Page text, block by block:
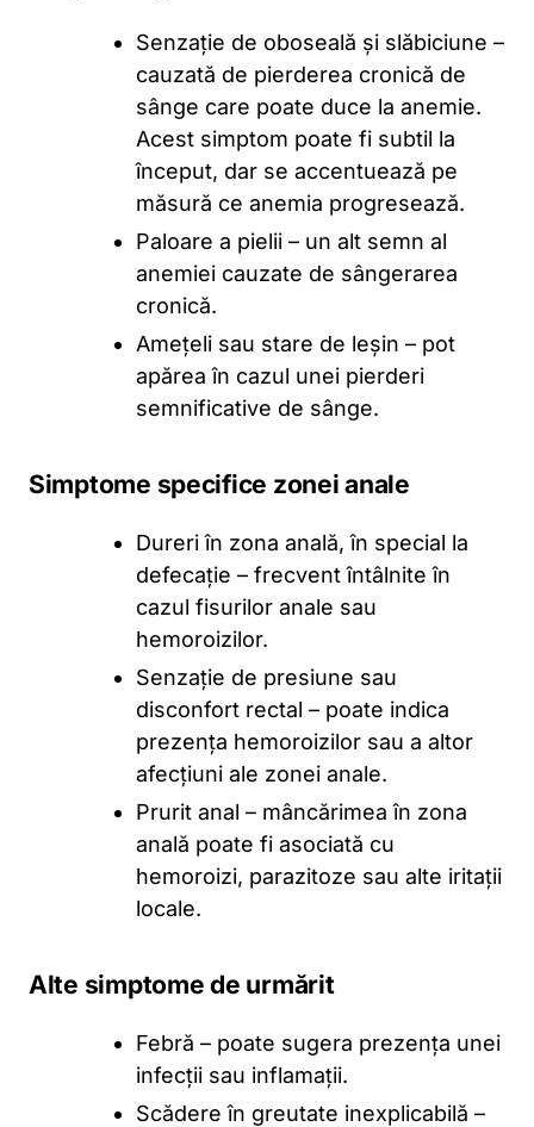
Senzație de oboseală și slăbiciune –
cauzată de pierderea cronică de
sânge care poate duce la anemie.
Acest simptom poate fi subtil la
început, dar se accentuează pe
măsură ce anemia progresează.
Paloare a pielii – un alt semn al
anemiei cauzate de sângerarea
cronică.
Amețeli sau stare de leșin – pot
apărea în cazul unei pierderi
semnificative de sânge.
Simptome specifice zonei anale
Dureri în zona anală, în special la
defecație – frecvent întâlnite în
cazul fisurilor anale sau
hemoroizilor.
Senzație de presiune sau
disconfort rectal – poate indica
prezența hemoroizilor sau a altor
afecțiuni ale zonei anale.
Prurit anal – mâncărimea în zona
anală poate fi asociată cu
hemoroizi, parazitoze sau alte iritații
locale.
Alte simptome de urmărit
Febră – poate sugera prezența unei
infecții sau inflamații.
Scădere în greutate inexplicabilă –